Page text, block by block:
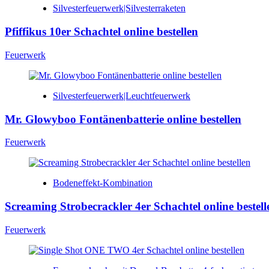
Silvesterfeuerwerk|Silvesterraketen
Pfiffikus 10er Schachtel online bestellen
Feuerwerk
Silvesterfeuerwerk|Leuchtfeuerwerk
Mr. Glowyboo Fontänenbatterie online bestellen
Feuerwerk
Bodeneffekt-Kombination
Screaming Strobecrackler 4er Schachtel online
Feuerwerk